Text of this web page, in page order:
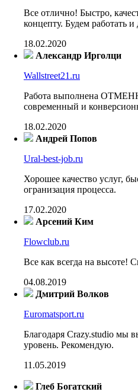
Все отлично! Быстро,
концепту. Будем работать и
18.02.2020
Александр Ирголци
Wallstreet21.ru
Работа выполнена
современный и
18.02.2020
Андрей Попов
Ural-best-job.ru
Хорошее качество услуг,
огранизация процесса.
17.02.2020
Арсений Ким
Flowclub.ru
Все как всегда на высоте!
04.08.2019
Дмитрий Волков
Euromatsport.ru
Благодаря Crazy.studio мы
уровень. Рекомендую.
11.05.2019
Глеб Богатский